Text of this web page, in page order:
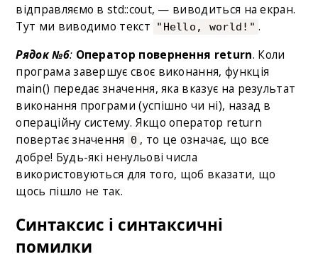
відправляємо в std::cout, — виводиться на екран.
Тут ми виводимо текст
"Hello, world!" .
Рядок №6: Оператор повернення return. Коли
програма завершує своє виконання, функція
main() передає значення, яка вказує на результат
виконання програми (успішно чи ні), назад в
операційну систему. Якщо оператор return
повертає значення
0 , то це означає, що все
добре! Будь-які ненульові числа
використовуються для того, щоб вказати, що
щось пішло не так.
Синтаксис і синтаксичні
помилки